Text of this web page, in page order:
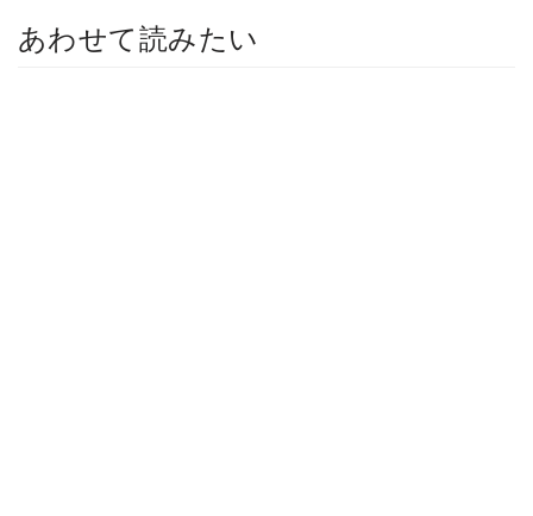
あわせて読みたい